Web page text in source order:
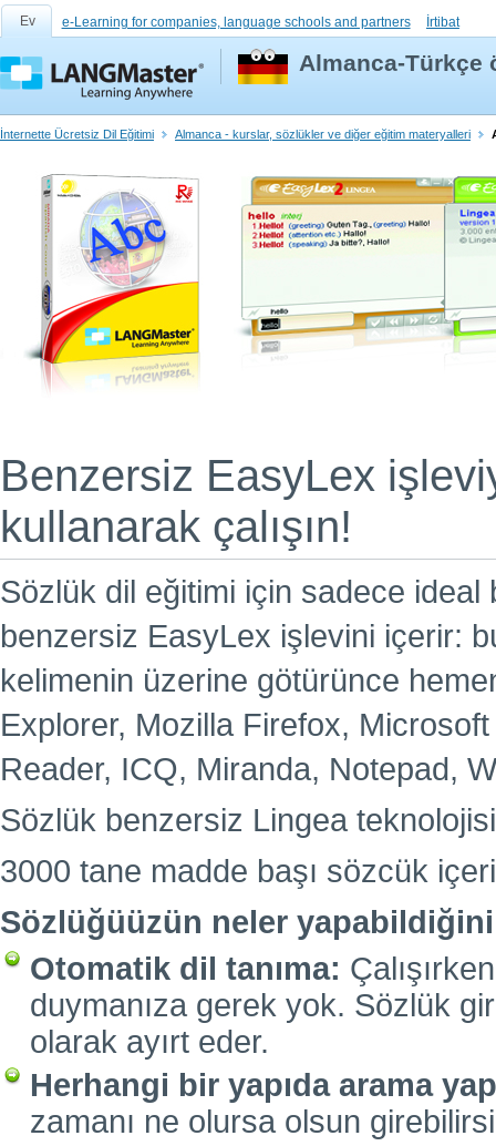
Ev e-Learning for companies, language schools and partners İrtibat
Almanca-Türkçe
İnternette Ücretsiz Dil Eğitimi Almanca - kurslar, sözlükler ve diğer eğitim materyalleri
Benzersiz EasyLex
kullanarak çalışın!
Sözlük dil eğitimi için sadece ideal
benzersiz EasyLex işlevini içerir:
kelimenin üzerine götürünce
Explorer, Mozilla Firefox,
Reader, ICQ, Miranda, Notepad,
Sözlük benzersiz Lingea
3000 tane madde başı sözcük
Sözlüğüüzün neler
Otomatik dil tanıma:
duymanıza gerek yok. Sözlük
olarak ayırt eder.
Herhangi bir yapıda arama
zamanı ne olursa olsun